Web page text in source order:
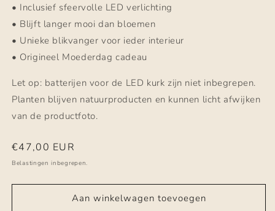
• Inclusief sfeervolle LED verlichting
• Blijft langer mooi dan bloemen
• Unieke blikvanger voor ieder interieur
• Origineel Moederdag cadeau
Let op: batterijen voor de LED kurk zijn niet inbegrepen.
Planten blijven natuurproducten en kunnen licht afwijken
van de productfoto.
Normale
prijs
€47,00 EUR
Belastingen inbegrepen.
Aan winkelwagen toevoegen